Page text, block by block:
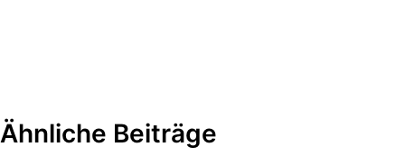
Ähnliche Beiträge